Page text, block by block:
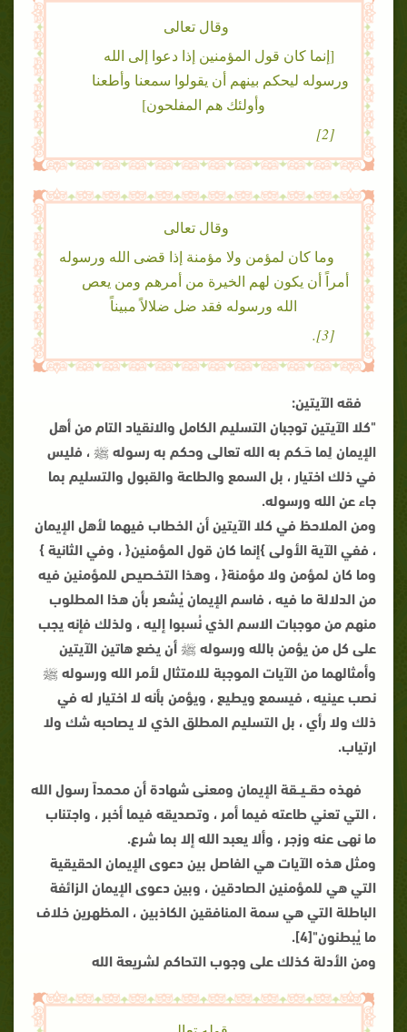
وقال تعالى
[إنما كان قول المؤمنين إذا دعوا إلى الله
ورسوله ليحكم بينهم أن يقولوا سمعنا وأطعنا
وأولئك هم المفلحون]
[2]
وقال تعالى
وما كان لمؤمن ولا مؤمنة إذا قضى الله ورسوله
أمراً أن يكون لهم الخيرة من أمرهم ومن يعص
الله ورسوله فقد ضل ضلالاً مبيناً
[3].
فقه الآيتين:
"كلا الآيتين توجبان التسليم الكامل والانقياد التام من أهل
الإيمان لِما حَـكم به الله تعالى وحكم به رسوله ﷺ ، فليس
في ذلك اختيار ، بل السمع والطاعة والقبول والتسليم بما
جاء عن الله ورسوله.
ومن الملاحظ في كلا الآيتين أن الخطاب فيهما لأهل الإيمان
، ففي الآية الأولى }إنما كان قول المؤمنين{ ، وفي الثانية }
وما كان لمؤمن ولا مؤمنة{ ، وهذا التخـصيص للمؤمنين فيه
من الدلالة ما فيه ، فاسم الإيمان يُشعر بأن هذا المطلوب
منهم من موجبات الاسم الذي نُسبوا إليه ، ولذلك فإنه يجب
على كل من يؤمن بالله ورسوله ﷺ أن يضع هاتين الآيتين
وأمثالهما من الآيات الموجبة للامتثال لأمر الله ورسوله ﷺ
نصب عينيه ، فيسمع ويطيع ، ويؤمن بأنه لا اختيار له في
ذلك ولا رأي ، بل التسليم المطلق الذي لا يصاحبه شك ولا
ارتياب.
فهذه حقــيــقة الإيمان ومعنى شهادة أن محمداً رسول الله
، التي تعني طاعته فيما أمر ، وتصديقه فيما أخبر ، واجتناب
ما نهى عنه وزجر ، وألا يعبد الله إلا بما شرع.
ومثل هذه الآيات هي الفاصل بين دعوى الإيمان الحقيقية
التي هي للمؤمنين الصادقين ، وبين دعوى الإيمان الزائفة
الباطلة التي هي سمة المنافقين الكاذبين ، المظهرين خلاف
ما يُبطنون"[4].
ومن الأدلة كذلك على وجوب التحاكم لشريعة الله